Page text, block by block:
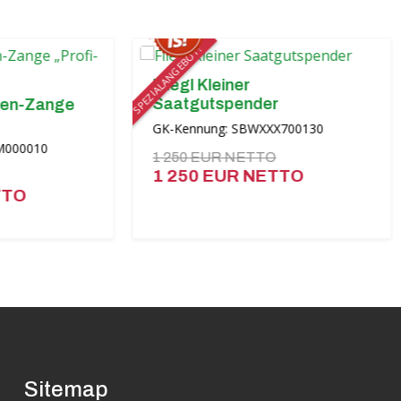
SPEZIALANGEBOT!
Fliegl Kleiner
Saatgutspender
GK-Kennung: SBWXXX700130
1 250 EUR NETTO
1 250 EUR NETTO
28
Sitemap